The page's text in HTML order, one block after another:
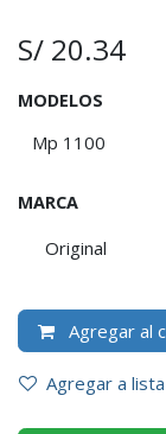
S/ 20.34
MODELOS
MARCA
Original
Agregar al
Agregar a